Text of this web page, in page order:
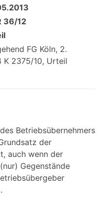
36/12
FG Köln, 2.
K 2375/10, Urteil
Betriebsübernehmers
der
auch wenn der
Gegenstände